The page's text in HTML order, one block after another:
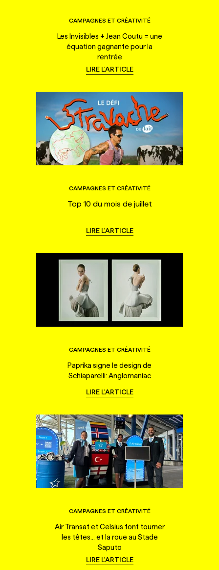
CAMPAGNES ET CRÉATIVITÉ
Les Invisibles + Jean Coutu = une
équation gagnante pour la
rentrée
LIRE L'ARTICLE
CAMPAGNES ET CRÉATIVITÉ
Top 10 du mois de juillet
LIRE L'ARTICLE
CAMPAGNES ET CRÉATIVITÉ
Paprika signe le design de
Schiaparelli: Anglomaniac
LIRE L'ARTICLE
CAMPAGNES ET CRÉATIVITÉ
Air Transat et Celsius font tourner
les têtes... et la roue au Stade
Saputo
LIRE L'ARTICLE